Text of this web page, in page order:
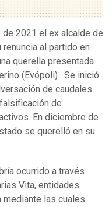
de 2021 el ex alcalde de
renuncia al partido en
querella presentada
(Evópoli). Se inició
de caudales
de
En diciembre de
se querelló en su
ocurrido a través
Vita, entidades
mediante las cuales